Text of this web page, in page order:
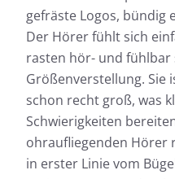
gefräste Logos, bündig
Der Hörer fühlt sich
rasten hör- und fühlbar
Größenverstellung. Sie
schon recht groß, was
Schwierigkeiten
ohraufliegenden Hörer
in erster Linie vom